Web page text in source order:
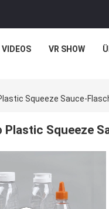
VIDEOS VR SHOW
Squeeze Sauce-
Plastic Squeeze